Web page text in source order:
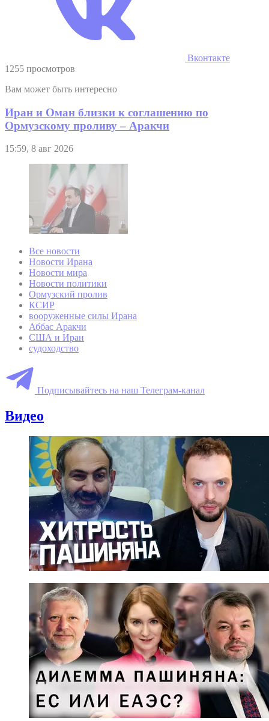
Вконтакте
1255 просмотров
Вам может быть интересно
Иран и Оман близки к соглашению по
Ормузскому проливу – Аракчи
15:59, 8 авг 2026
Все новости
Новости Ирана
Новости мира
Новости политики
Ормузский пролив
КСИР
вооруженные силы Ирана
Аббас Аракчи
США и Иран
судоходство
Подписывайтесь на наш Телеграм-канал
Видео